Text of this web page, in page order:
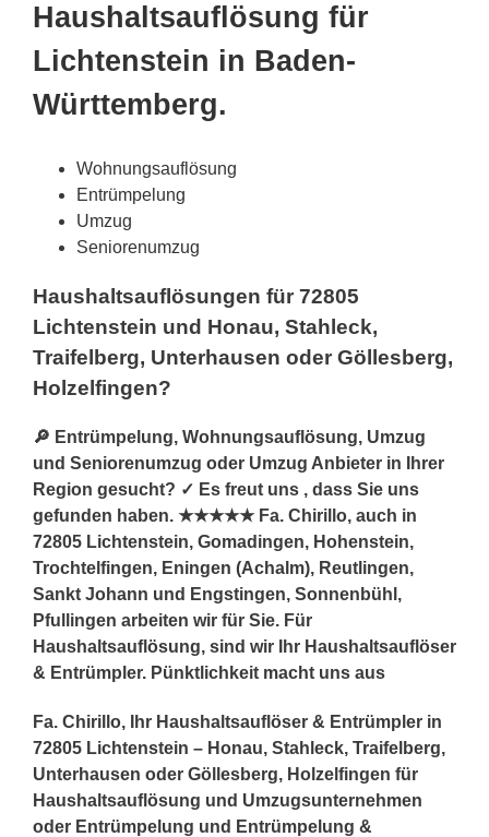
Haushaltsauflösung für
Lichtenstein in Baden-
Württemberg.
Wohnungsauflösung
Entrümpelung
Umzug
Seniorenumzug
Haushaltsauflösungen für 72805
Lichtenstein und Honau, Stahleck,
Traifelberg, Unterhausen oder Göllesberg,
Holzelfingen?
🔎 Entrümpelung, Wohnungsauflösung, Umzug
und Seniorenumzug oder Umzug Anbieter in Ihrer
Region gesucht? ✓ Es freut uns , dass Sie uns
gefunden haben. ★★★★★ Fa. Chirillo, auch in
72805 Lichtenstein, Gomadingen, Hohenstein,
Trochtelfingen, Eningen (Achalm), Reutlingen,
Sankt Johann und Engstingen, Sonnenbühl,
Pfullingen arbeiten wir für Sie. Für
Haushaltsauflösung, sind wir Ihr Haushaltsauflöser
& Entrümpler. Pünktlichkeit macht uns aus
Fa. Chirillo, Ihr Haushaltsauflöser & Entrümpler in
72805 Lichtenstein – Honau, Stahleck, Traifelberg,
Unterhausen oder Göllesberg, Holzelfingen für
Haushaltsauflösung und Umzugsunternehmen
oder Entrümpelung und Entrümpelung &